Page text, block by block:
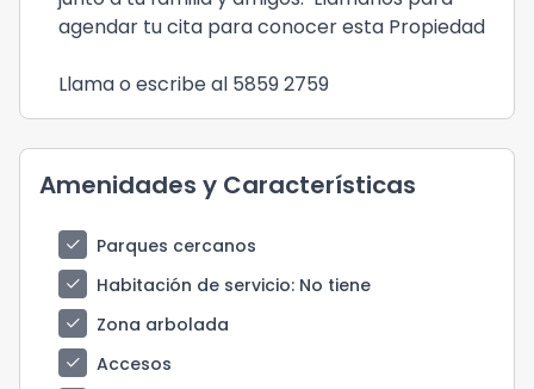
agendar tu cita para conocer esta Propiedad
Llama o escribe al 5859 2759
Amenidades y Características
check
Parques cercanos
check
Habitación de servicio: No tiene
check
Zona arbolada
check
Accesos